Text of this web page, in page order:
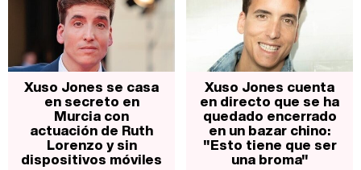
Xuso Jones se casa
en secreto en
Murcia con
actuación de Ruth
Lorenzo y sin
dispositivos móviles
Xuso Jones cuenta
en directo que se ha
quedado encerrado
en un bazar chino:
"Esto tiene que ser
una broma"